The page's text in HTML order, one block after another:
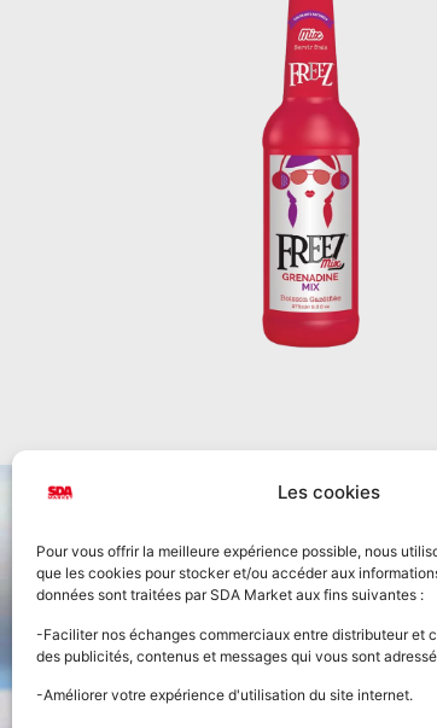
Les cookies
Pour vous offrir la meilleure expérience possible, nous
que les cookies pour stocker et/ou accéder aux
données sont traitées par SDA Market aux fins suivantes :
-Faciliter nos échanges commerciaux entre distributeur et
des publicités, contenus et messages qui vous sont
-Améliorer votre expérience d'utilisation du site internet.